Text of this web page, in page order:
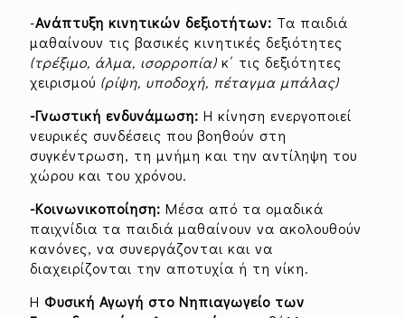
-Ανάπτυξη κινητικών δεξιοτήτων: Τα παιδιά
μαθαίνουν τις βασικές κινητικές δεξιότητες
(τρέξιμο, άλμα, ισορροπία) κ΄ τις δεξιότητες
χειρισμού (ρίψη, υποδοχή, πέταγμα μπάλας)
-Γνωστική ενδυνάμωση: Η κίνηση ενεργοποιεί
νευρικές συνδέσεις που βοηθούν στη
συγκέντρωση, τη μνήμη και την αντίληψη του
χώρου και του χρόνου.
-Κοινωνικοποίηση: Μέσα από τα ομαδικά
παιχνίδια τα παιδιά μαθαίνουν να ακολουθούν
κανόνες, να συνεργάζονται και να
διαχειρίζονται την αποτυχία ή τη νίκη.
Η Φυσική Αγωγή στο Νηπιαγωγείο των